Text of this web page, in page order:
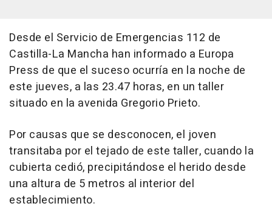
Desde el Servicio de Emergencias 112 de
Castilla-La Mancha han informado a Europa
Press de que el suceso ocurría en la noche de
este jueves, a las 23.47 horas, en un taller
situado en la avenida Gregorio Prieto.
Por causas que se desconocen, el joven
transitaba por el tejado de este taller, cuando la
cubierta cedió, precipitándose el herido desde
una altura de 5 metros al interior del
establecimiento.